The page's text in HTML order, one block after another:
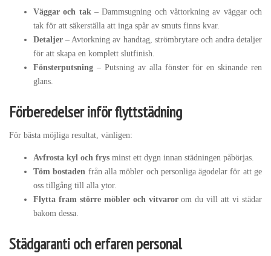
Väggar och tak – Dammsugning och våttorkning av väggar och
tak för att säkerställa att inga spår av smuts finns kvar.
Detaljer – Avtorkning av handtag, strömbrytare och andra detaljer
för att skapa en komplett slutfinish.
Fönsterputsning – Putsning av alla fönster för en skinande ren
glans.
Förberedelser inför flyttstädning
För bästa möjliga resultat, vänligen:
Avfrosta kyl och frys minst ett dygn innan städningen påbörjas.
Töm bostaden från alla möbler och personliga ägodelar för att ge
oss tillgång till alla ytor.
Flytta fram större möbler och vitvarorom du vill att vi städar
bakom dessa.
Städgaranti och erfaren personal